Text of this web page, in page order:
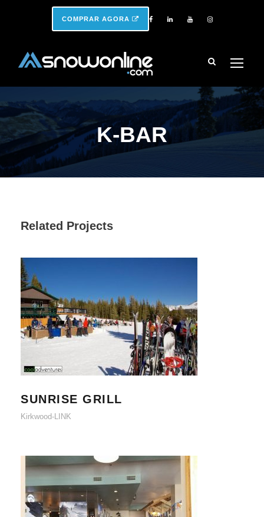
COMPRAR AGORA
K-BAR
Related Projects
SUNRISE GRILL
SUNRISE GRILL
Kirkwood-LINK